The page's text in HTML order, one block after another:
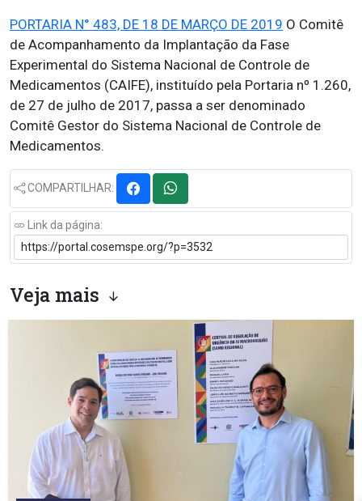
PORTARIA N° 483, DE 18 DE MARÇO DE 2019 O Comitê
de Acompanhamento da Implantação da Fase
Experimental do Sistema Nacional de Controle de
Medicamentos (CAIFE), instituído pela Portaria nº 1.260,
de 27 de julho de 2017, passa a ser denominado
Comitê Gestor do Sistema Nacional de Controle de
Medicamentos.
COMPARTILHAR:
Link da página:
Veja mais